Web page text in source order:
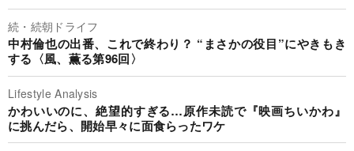
続・続朝ドライフ
中村倫也の出番、これで終わり？ “まさかの役目”にやきもき
する〈風、薫る第96回〉
Lifestyle Analysis
かわいいのに、絶望的すぎる…原作未読で『映画ちいかわ』
に挑んだら、開始早々に面食らったワケ